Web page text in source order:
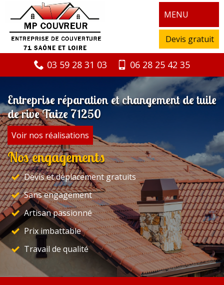
MENU
Devis gratuit
03 59 28 31 03 06 28 25 42 35
Entreprise réparation et changement de tuile
de rive Taize 71250
Voir nos réalisations
Nos engagements
Devis et déplacement gratuits
Sans engagement
Artisan passionné
Prix imbattable
Travail de qualité